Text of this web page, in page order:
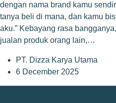
dengan nama brand kamu
tanya beli di mana, dan kamu
aku.” Kebayang rasa
jualan produk orang lain,…
PT. Dizza Karya Utama
6 December 2025